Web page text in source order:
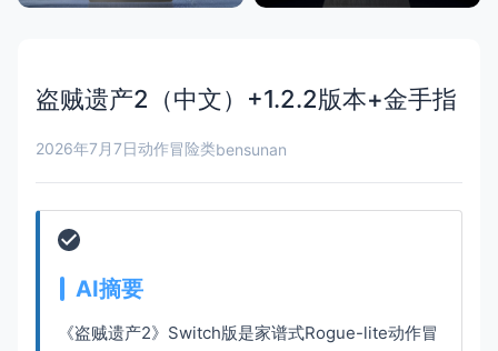
盗贼遗产2（中文）+1.2.2版本+金手指
2026年7月7日动作冒险类bensunan
AI摘要
《盗贼遗产2》Switch版是家谱式Rogue-lite动作冒